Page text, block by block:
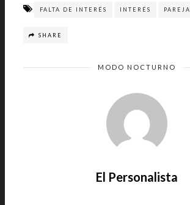
FALTA DE INTERÉS INTERÉS PAREJA
SHARE
MODO NOCTURNO
El Personalista